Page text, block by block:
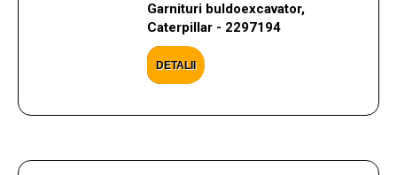
Garnituri buldoexcavator,
Caterpillar - 2297194
DETALII